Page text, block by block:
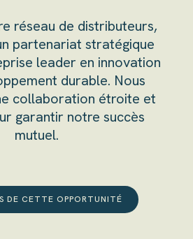
réseau de distributeurs,
partenariat stratégique
leader en innovation
durable. Nous
collaboration étroite et
garantir notre succès
mutuel.
DE CETTE OPPORTUNITÉ